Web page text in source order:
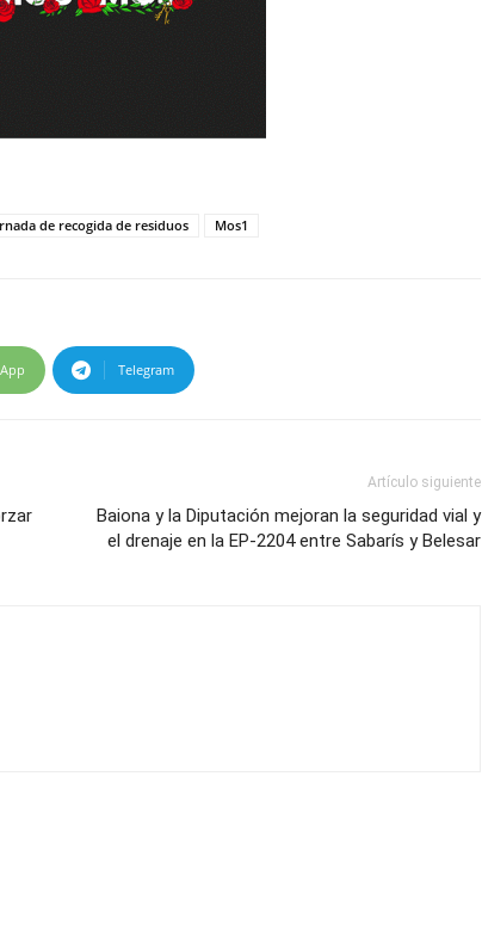
de recogida de residuos Mos1
Telegram
Artículo siguiente
Baiona y la Diputación mejoran la seguridad vial y
el drenaje en la EP-2204 entre Sabarís y Belesar